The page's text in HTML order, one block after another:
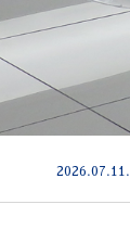
2026.07.11.